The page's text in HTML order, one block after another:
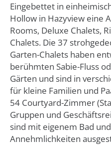
Eingebettet in
Hollow in Hazyview eine
Rooms, Deluxe Chalets,
Chalets. Die 37
Garten-Chalets haben
berühmten Sabie-Fluss
Gärten und sind in
für kleine Familien und
54 Courtyard-Zimmer
Gruppen und
sind mit eigenem Bad
Annehmlichkeiten